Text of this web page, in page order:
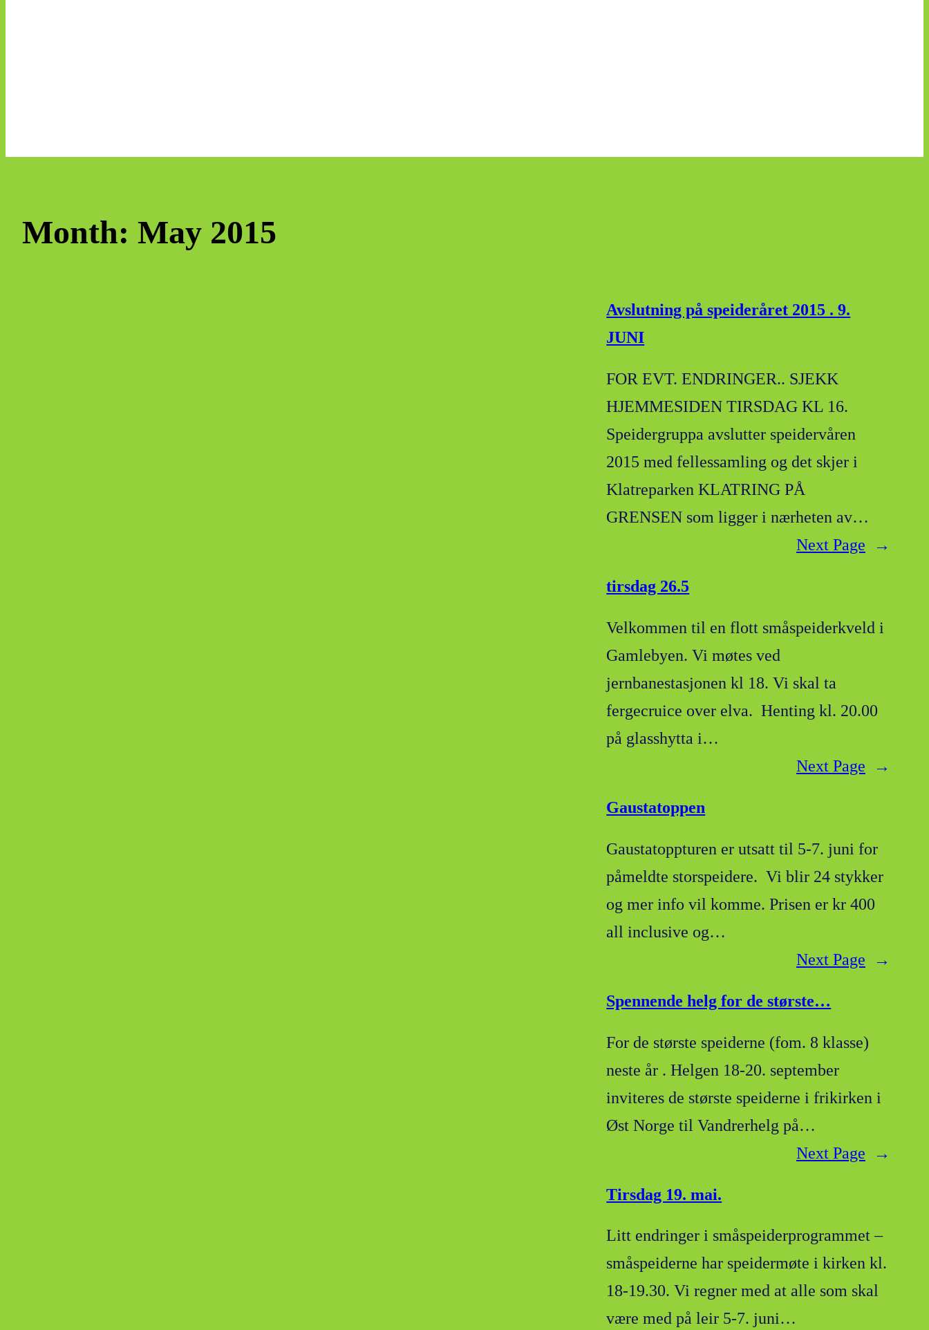
Month: May 2015
Avslutning på speideråret 2015 . 9.
JUNI
FOR EVT. ENDRINGER.. SJEKK
HJEMMESIDEN TIRSDAG KL 16.
Speidergruppa avslutter speidervåren
2015 med fellessamling og det skjer i
Klatreparken KLATRING PÅ
GRENSEN som ligger i nærheten av…
Next Page
→
tirsdag 26.5
Velkommen til en flott småspeiderkveld i
Gamlebyen. Vi møtes ved
jernbanestasjonen kl 18. Vi skal ta
fergecruice over elva. Henting kl. 20.00
på glasshytta i…
Next Page
→
Gaustatoppen
Gaustatoppturen er utsatt til 5-7. juni for
påmeldte storspeidere. Vi blir 24 stykker
og mer info vil komme. Prisen er kr 400
all inclusive og…
Next Page
→
Spennende helg for de største…
For de største speiderne (fom. 8 klasse)
neste år . Helgen 18-20. september
inviteres de største speiderne i frikirken i
Øst Norge til Vandrerhelg på…
Next Page
→
Tirsdag 19. mai.
Litt endringer i småspeiderprogrammet –
småspeiderne har speidermøte i kirken kl.
18-19.30. Vi regner med at alle som skal
være med på leir 5-7. juni…